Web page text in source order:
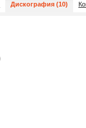
Дискография (10)